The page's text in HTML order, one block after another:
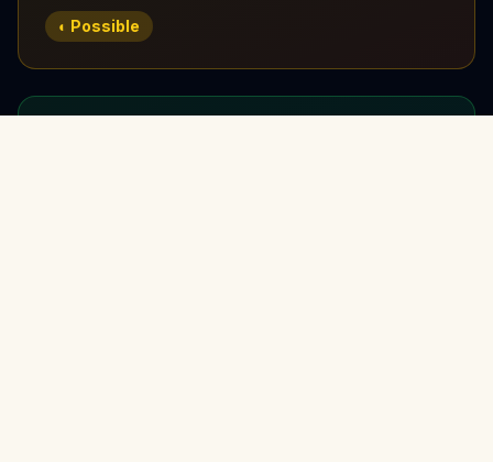
◐ Possible